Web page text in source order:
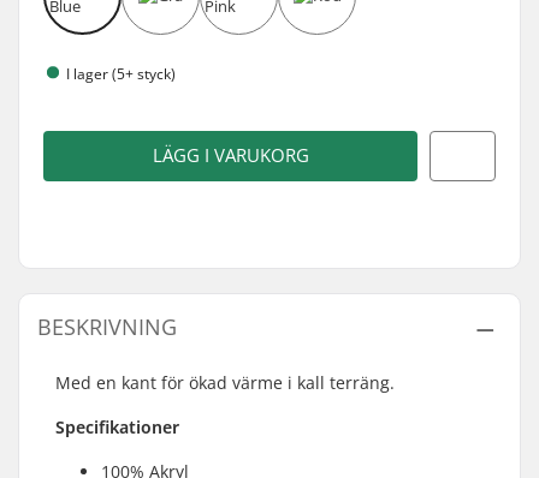
I lager (5+ styck)
LÄGG I VARUKORG
BESKRIVNING
Med en kant för ökad värme i kall terräng.
Specifikationer
100% Akryl